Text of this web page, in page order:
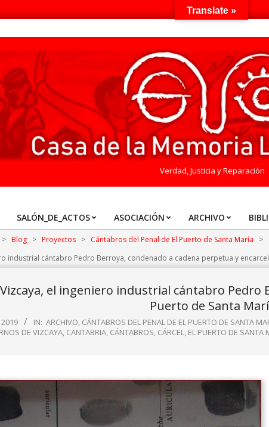
Verdad, Justicia y Reparación
SALÓN_DE_ACTOS ASOCIACIÓN ARCHIVO
> Blog > Proyectos > Cántabros del Penal de El Puerto de Santa María
>
industrial cántabro Pedro Berroya, condenado a cadena perpetua y
el ingeniero industrial cántabro Pedro
Puerto de Santa
2019 IN: ARCHIVO, CÁNTABROS DEL PENAL DE EL PUERTO DE SANTA
DE VIZCAYA, CANTABRIA, CÁNTABROS, CÁRCEL, EL PUERTO DE SANTA
Translate »